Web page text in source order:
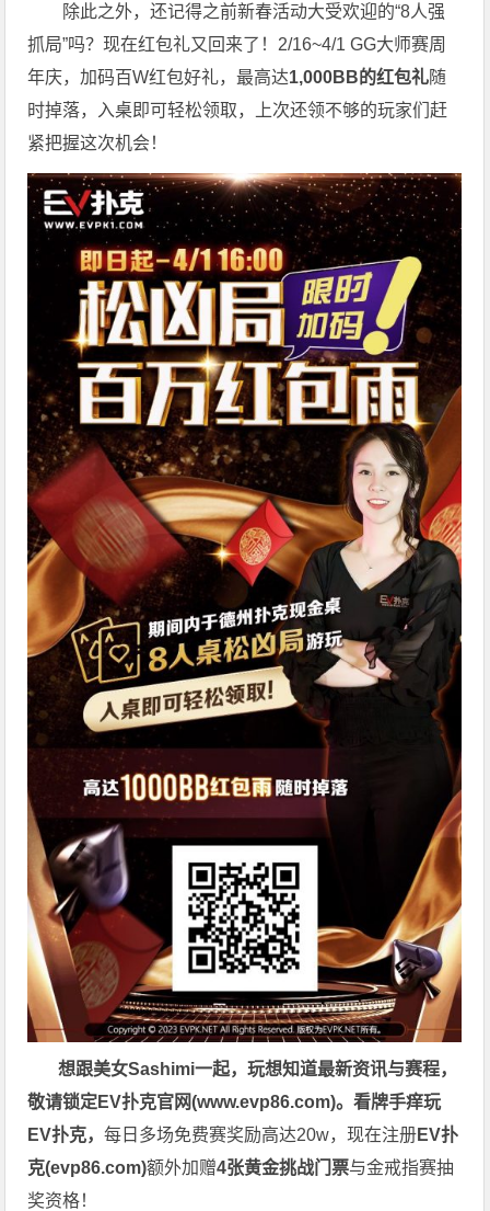
除此之外，还记得之前新春活动大受欢迎的“8人强
抓局”吗？现在红包礼又回来了！2/16~4/1 GG大师赛周
年庆，加码百W红包好礼，最高达1,000BB的红包礼随
时掉落，入桌即可轻松领取，上次还领不够的玩家们赶
紧把握这次机会！
想跟美女Sashimi一起，玩想知道最新资讯与赛程，
敬请锁定EV扑克官网(www.evp86.com)。看牌手痒玩
EV扑克，每日多场免费赛奖励高达20w，现在注册EV扑
克(evp86.com)额外加赠4张黄金挑战门票与金戒指赛抽
奖资格！